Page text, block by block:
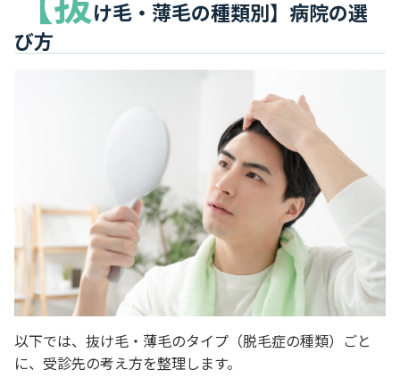
け毛・薄毛の種類別】病院の選
び方
以下では、抜け毛・薄毛のタイプ（脱毛症の種類）ごと
に、受診先の考え方を整理します。